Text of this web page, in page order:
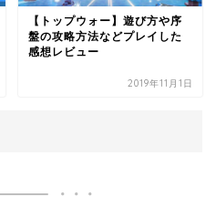
【トップウォー】遊び方や序
盤の攻略方法などプレイした
感想レビュー
2019年11月1日